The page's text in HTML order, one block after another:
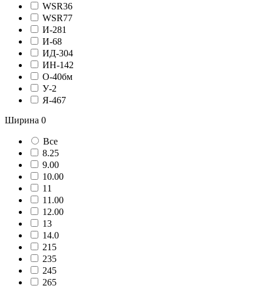
WSR36
WSR77
И-281
И-68
ИД-304
ИН-142
О-40бм
У-2
Я-467
Ширина 0
Все
8.25
9.00
10.00
11
11.00
12.00
13
14.0
215
235
245
265